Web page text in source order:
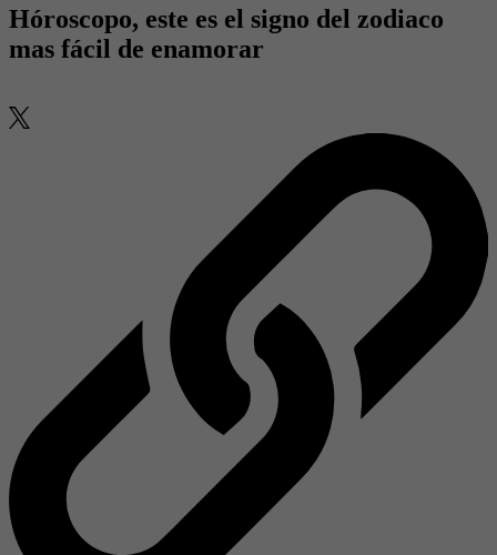
Hóroscopo, este es el signo del zodiaco
mas fácil de enamorar